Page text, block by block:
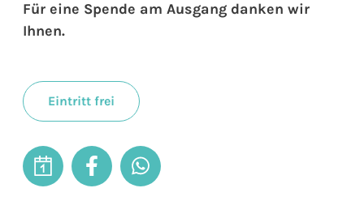
Für eine Spende am Ausgang danken wir
Ihnen.
Eintritt frei